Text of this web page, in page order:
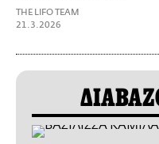
THE LIFO TEAM
21.3.2026